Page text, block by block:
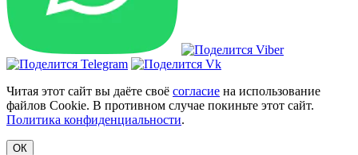
Читая этот сайт вы даёте своё согласие на использование
файлов Cookie. В противном случае покиньте этот сайт.
Политика конфиденциальности.
ОК